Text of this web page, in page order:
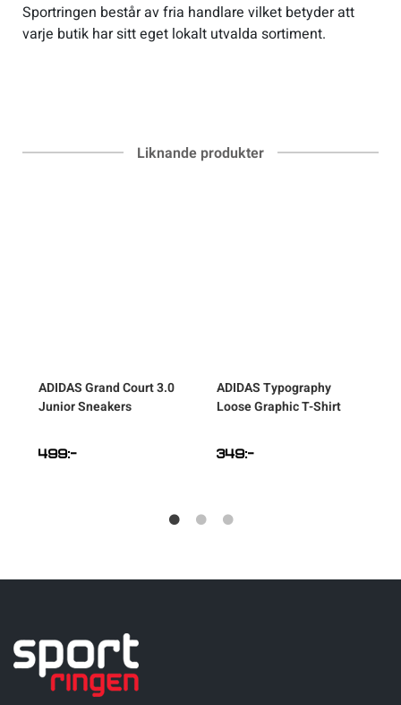
Sportringen består av fria handlare vilket betyder att
varje butik har sitt eget lokalt utvalda sortiment.
Liknande produkter
ADIDASGrand Court 3.0
Junior Sneakers
499:-
ADIDASTypography
Loose Graphic T-Shirt
349:-